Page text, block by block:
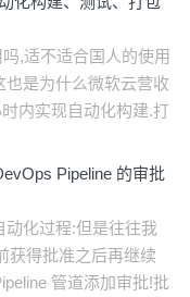
,适不适合国人的使用
也是为什么微软云营收
内实现自动化构建.打
Pipeline 的审批
动化过程:但是往往我
获得批准之后再继续
管道添加审批!批